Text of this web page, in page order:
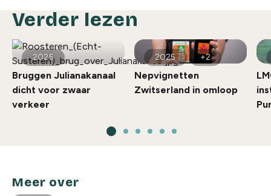
Verder lezen
2025
Bruggen Julianakanaal
dicht voor zwaar
verkeer
2025 +2
Nepvignetten
Zwitserland in omloop
Meer over